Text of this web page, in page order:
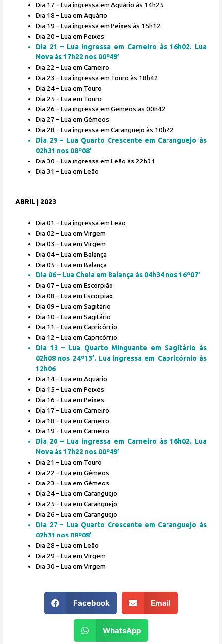
Dia 17 – Lua ingressa em Aquário às 14h25
Dia 18 – Lua em Aquário
Dia 19 – Lua ingressa em Peixes às 15h12
Dia 20 – Lua em Peixes
Dia 21 – Lua ingressa em Carneiro às 16h02. Lua
Nova às 17h22 nos 00º49’
Dia 22 – Lua em Carneiro
Dia 23 – Lua ingressa em Touro às 18h42
Dia 24 – Lua em Touro
Dia 25 – Lua em Touro
Dia 26 – Lua ingressa em Gémeos às 00h42
Dia 27 – Lua em Gémeos
Dia 28 – Lua ingressa em Caranguejo às 10h22
Dia 29 – Lua Quarto Crescente em Caranguejo às
02h31 nos 08º08’
Dia 30 – Lua ingressa em Leão às 22h31
Dia 31 – Lua em Leão
ABRIL | 2023
Dia 01 – Lua ingressa em Leão
Dia 02 – Lua em Virgem
Dia 03 – Lua em Virgem
Dia 04 – Lua em Balança
Dia 05 – Lua em Balança
Dia 06 – Lua Cheia em Balança às 04h34 nos 16º07’
Dia 07 – Lua em Escorpião
Dia 08 – Lua em Escorpião
Dia 09 – Lua em Sagitário
Dia 10 – Lua em Sagitário
Dia 11 – Lua em Capricórnio
Dia 12 – Lua em Capricórnio
Dia 13 – Lua Quarto Minguante em Sagitário às
02h08 nos 24º13’. Lua ingressa em Capricórnio às
12h06
Dia 14 – Lua em Aquário
Dia 15 – Lua em Peixes
Dia 16 – Lua em Peixes
Dia 17 – Lua em Carneiro
Dia 18 – Lua em Carneiro
Dia 19 – Lua em Carneiro
Dia 20 – Lua ingressa em Carneiro às 16h02. Lua
Nova às 17h22 nos 00º49’
Dia 21 – Lua em Touro
Dia 22 – Lua em Gémeos
Dia 23 – Lua em Gémeos
Dia 24 – Lua em Caranguejo
Dia 25 – Lua em Caranguejo
Dia 26 – Lua em Caranguejo
Dia 27 – Lua Quarto Crescente em Caranguejo às
02h31 nos 08º08’
Dia 28 – Lua em Leão
Dia 29 – Lua em Virgem
Dia 30 – Lua em Virgem
Facebook Email
WhatsApp